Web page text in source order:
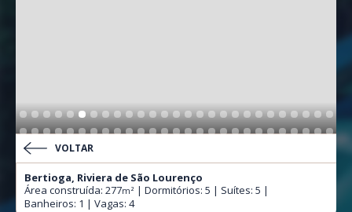
VOLTAR
Bertioga, Riviera de São Lourenço
Área construída: 277m² | Dormitórios: 5 | Suítes: 5 |
Banheiros: 1 | Vagas: 4